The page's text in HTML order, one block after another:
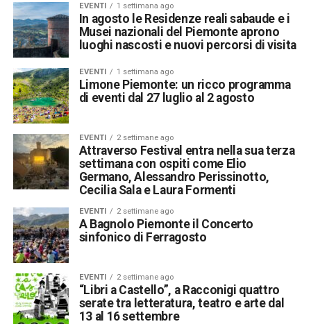
EVENTI 1 settimana ago
In agosto le Residenze reali sabaude e i
Musei nazionali del Piemonte aprono
luoghi nascosti e nuovi percorsi di visita
EVENTI 1 settimana ago
Limone Piemonte: un ricco programma
di eventi dal 27 luglio al 2 agosto
EVENTI 2 settimane ago
Attraverso Festival entra nella sua terza
settimana con ospiti come Elio
Germano, Alessandro Perissinotto,
Cecilia Sala e Laura Formenti
EVENTI 2 settimane ago
A Bagnolo Piemonte il Concerto
sinfonico di Ferragosto
EVENTI 2 settimane ago
“Libri a Castello”, a Racconigi quattro
serate tra letteratura, teatro e arte dal
13 al 16 settembre